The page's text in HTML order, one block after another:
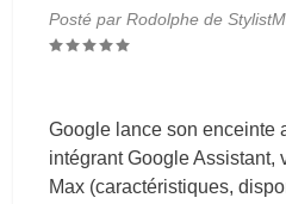
Posté parRodolphe de
Google lance son enceinte
intégrant Google Assistant,
Max (caractéristiques,